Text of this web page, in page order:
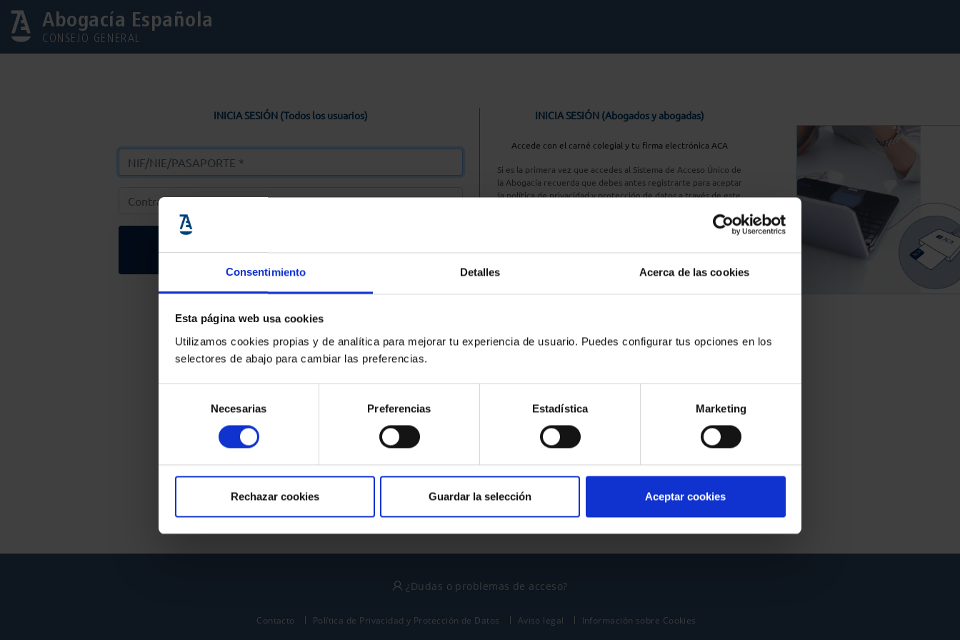
Consentimiento Detalles Acerca de las cookies
Esta página web usa cookies
Utilizamos cookies propias y de analítica para mejorar tu experiencia de usuario. Puedes configurar tus opciones en los
selectores de abajo para cambiar las preferencias.
consentimiento
Necesarias Preferencias Estadística Marketing
Rechazar cookies Guardar la selección Aceptar cookies
Abogacía Española
CONSEJO GENERAL
INICIA SESIÓN (Todos los usuarios)
Entrar
Solicitar Contraseña
INICIA SESIÓN (Abogados y abogadas)
Accede con el carné colegial y tu firma electrónica ACA
Si es la primera vez que accedes al Sistema de Acceso Único de
la Abogacía recuerda que debes antes registrarte para aceptar
la política de privacidad y protección de datos a través de este
Entrar con ACA Plus
¿No tienes cuenta?
política de privacidad
y términos del servicio
¿Dudas o problemas de acceso?
Contacto Política de Privacidad y Protección de Datos Aviso legal Información sobre Cookies